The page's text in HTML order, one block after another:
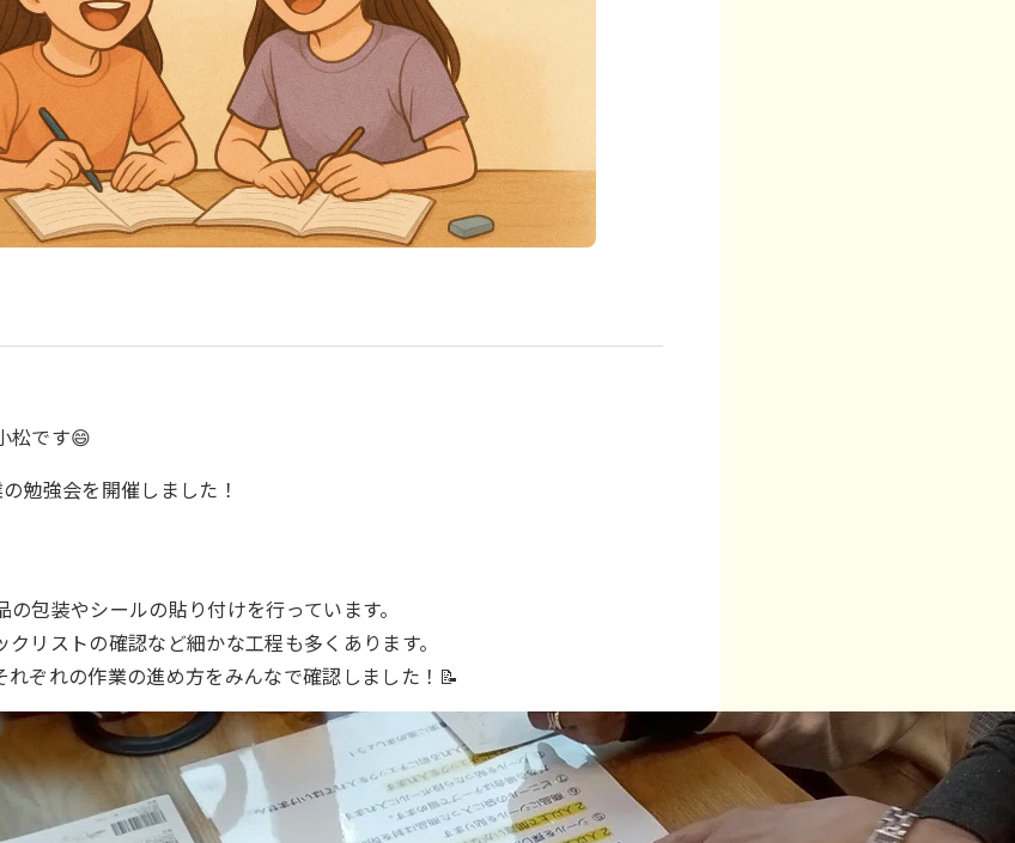
松です😄
勉強会を開催しました！
包装やシールの貼り付けを行っています。
リストの確認など細かな工程も多くあります。
ぞれの作業の進め方をみんなで確認しました！📝